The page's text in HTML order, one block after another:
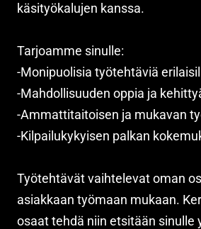
käsityökalujen kanssa.
Tarjoamme sinulle:
-Monipuolisia työtehtäviä
-Mahdollisuuden oppia ja
-Ammattitaitoisen ja mukavan
-Kilpailukykyisen palkan
Työtehtävät vaihtelevat oman
asiakkaan työmaan mukaan.
osaat tehdä niin etsitään sinulle